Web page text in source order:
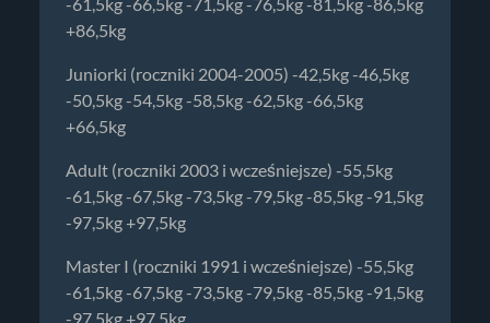
-61,5kg -66,5kg -71,5kg -76,5kg -81,5kg -86,5kg
+86,5kg
Juniorki (roczniki 2004-2005) -42,5kg -46,5kg
-50,5kg -54,5kg -58,5kg -62,5kg -66,5kg
+66,5kg
Adult (roczniki 2003 i wcześniejsze) -55,5kg
-61,5kg -67,5kg -73,5kg -79,5kg -85,5kg -91,5kg
-97,5kg +97,5kg
Master I (roczniki 1991 i wcześniejsze) -55,5kg
-61,5kg -67,5kg -73,5kg -79,5kg -85,5kg -91,5kg
-97,5kg +97,5kg